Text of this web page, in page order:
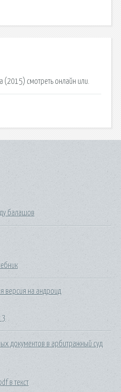
(2015) смотреть онлайн или.
балашов
версия на андроид
3
документов в арбитражный суд
в текст